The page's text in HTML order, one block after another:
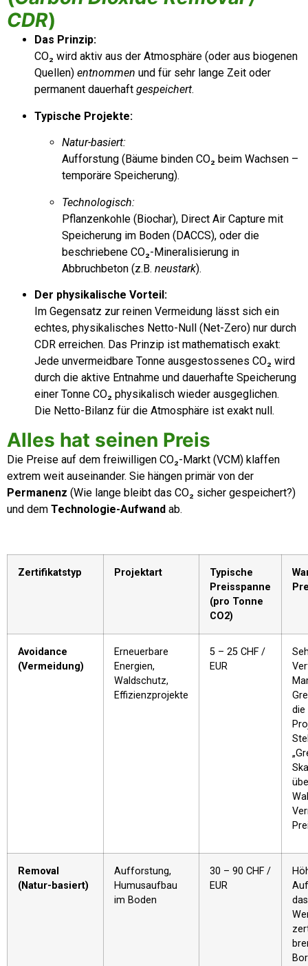
CDR)
Das Prinzip:
CO₂ wird aktiv aus der Atmosphäre (oder aus biogenen
Quellen) entnommen und für sehr lange Zeit oder
permanent dauerhaft gespeichert.
Typische Projekte:
Natur-basiert:
Aufforstung (Bäume binden CO₂ beim Wachsen –
temporäre Speicherung).
Technologisch:
Pflanzenkohle (Biochar), Direct Air Capture mit
Speicherung im Boden (DACCS), oder die
beschriebene CO₂-Mineralisierung in
Abbruchbeton (z.B. neustark).
Der physikalische Vorteil:
Im Gegensatz zur reinen Vermeidung lässt sich ein
echtes, physikalisches Netto-Null (Net-Zero) nur durch
CDR erreichen. Das Prinzip ist mathematisch exakt:
Jede unvermeidbare Tonne ausgestossenes CO₂ wird
durch die aktive Entnahme und dauerhafte Speicherung
einer Tonne CO₂ physikalisch wieder ausgeglichen.
Die Netto-Bilanz für die Atmosphäre ist exakt null.
Alles hat seinen Preis
Die Preise auf dem freiwilligen CO₂-Markt (VCM) klaffen
extrem weit auseinander. Sie hängen primär von der
Permanenz (Wie lange bleibt das CO₂ sicher gespeichert?)
und dem Technologie-Aufwand ab.
Zertifikatstyp Projektart
Typische
Preisspanne
(pro Tonne
CO2)
Avoidance
(Vermeidung)
Erneuerbare
Energien,
Waldschutz,
Effizienzprojekte
5 – 25 CHF /
EUR
die
Removal
(Natur-basiert)
Aufforstung,
Humusaufbau
im Boden
30 – 90 CHF /
EUR